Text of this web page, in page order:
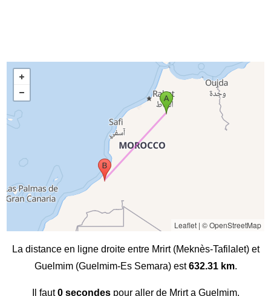
Leaflet| © OpenStreetMap
La distance en ligne droite entre Mrirt (Meknès-Tafilalet) et
Guelmim (Guelmim-Es Semara) est632.31 km.
Il faut0 secondespour aller de Mrirt a Guelmim.